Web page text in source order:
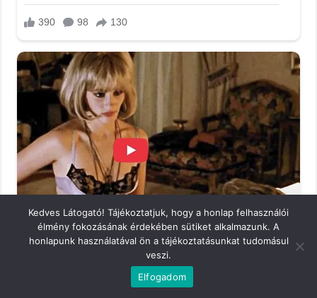
Kedves Látogató! Tájékoztatjuk, hogy a honlap felhasználói
élmény fokozásának érdekében sütiket alkalmazunk. A
honlapunk használatával ön a tájékoztatásunkat tudomásul
veszi.
Elfogadom